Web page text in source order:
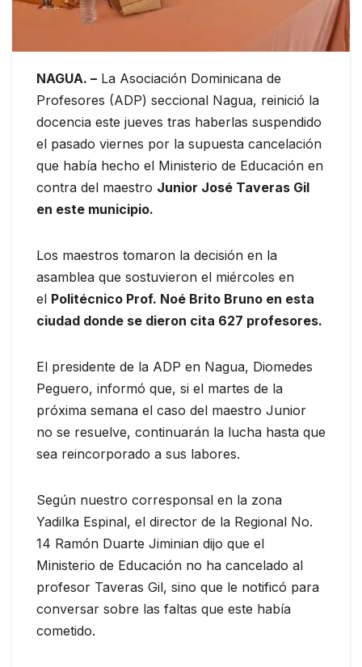
NAGUA. – La Asociación Dominicana de
Profesores (ADP) seccional Nagua, reinició la
docencia este jueves tras haberlas suspendido
el pasado viernes por la supuesta cancelación
que había hecho el Ministerio de Educación en
contra del maestro Junior José Taveras Gil
en este municipio.
Los maestros tomaron la decisión en la
asamblea que sostuvieron el miércoles en
el Politécnico Prof. Noé Brito Bruno en esta
ciudad donde se dieron cita 627 profesores.
El presidente de la ADP en Nagua, Diomedes
Peguero, informó que, si el martes de la
próxima semana el caso del maestro Junior
no se resuelve, continuarán la lucha hasta que
sea reincorporado a sus labores.
Según nuestro corresponsal en la zona
Yadilka Espinal, el director de la Regional No.
14 Ramón Duarte Jiminian dijo que el
Ministerio de Educación no ha cancelado al
profesor Taveras Gil, sino que le notificó para
conversar sobre las faltas que este había
cometido.